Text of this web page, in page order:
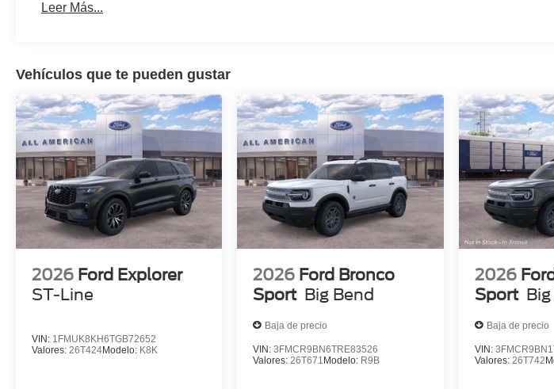
Leer Más...
Vehículos que te pueden gustar
2026 Ford Explorer
ST-Line
VIN: 1FMUK8KH6TGB72652
Valores: 26T424Modelo: K8K
2026 Ford Bronco
Sport Big Bend
Baja de precio
VIN:3FMCR9BN6TRE83526
Valores:26T671 Modelo: R9B
2026
Sport
Baja de precio
VIN:
Valores: 26T742